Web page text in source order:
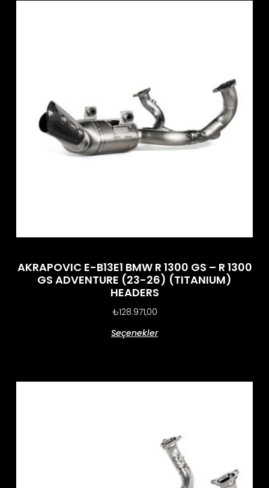
AKRAPOVIC E-B13E1 BMW R 1300 GS – R 1300
GS ADVENTURE (23-26) (TITANIUM)
HEADERS
₺128.971,00
Seçenekler